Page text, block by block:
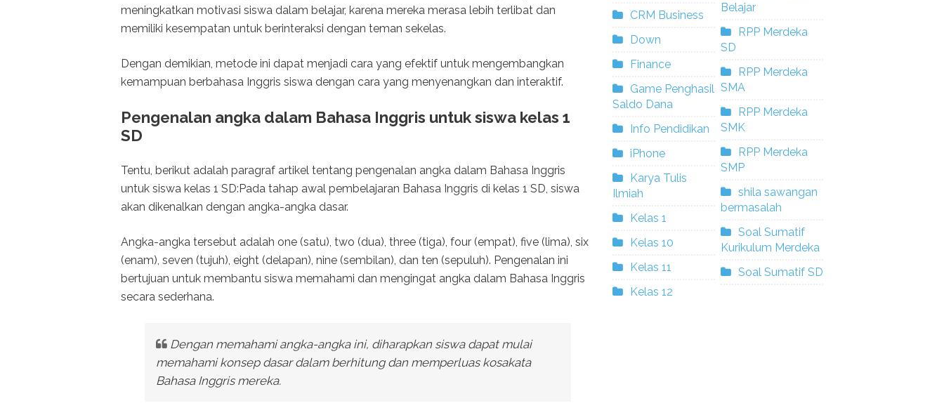
meningkatkan motivasi siswa dalam belajar, karena mereka merasa lebih terlibat dan
memiliki kesempatan untuk berinteraksi dengan teman sekelas.
Dengan demikian, metode ini dapat menjadi cara yang efektif untuk mengembangkan
kemampuan berbahasa Inggris siswa dengan cara yang menyenangkan dan interaktif.
Pengenalan angka dalam Bahasa Inggris untuk siswa kelas 1
SD
Tentu, berikut adalah paragraf artikel tentang pengenalan angka dalam Bahasa Inggris
untuk siswa kelas 1 SD:Pada tahap awal pembelajaran Bahasa Inggris di kelas 1 SD, siswa
akan dikenalkan dengan angka-angka dasar.
Angka-angka tersebut adalah one (satu), two (dua), three (tiga), four (empat), five (lima), six
(enam), seven (tujuh), eight (delapan), nine (sembilan), dan ten (sepuluh). Pengenalan ini
bertujuan untuk membantu siswa memahami dan mengingat angka dalam Bahasa Inggris
secara sederhana.
Dengan memahami angka-angka ini, diharapkan siswa dapat mulai
memahami konsep dasar dalam berhitung dan memperluas kosakata
Bahasa Inggris mereka.
CRM Business
Down
Finance
Game Penghasil
Saldo Dana
Info Pendidikan
iPhone
Karya Tulis
Ilmiah
Kelas 1
Kelas 10
Kelas 11
Kelas 12
Belajar
RPP Merdeka
SD
RPP Merdeka
SMA
RPP Merdeka
SMK
RPP Merdeka
SMP
shila sawangan
bermasalah
Soal Sumatif
Kurikulum Merdeka
Soal Sumatif SD